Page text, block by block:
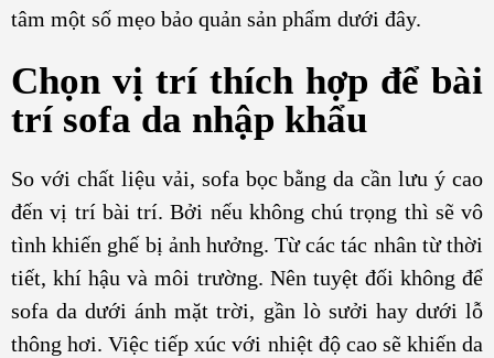
tâm một số mẹo bảo quản sản phẩm dưới đây.
Chọn vị trí thích hợp để bài
trí sofa da nhập khẩu
So với chất liệu vải, sofa bọc bằng da cần lưu ý cao
đến vị trí bài trí. Bởi nếu không chú trọng thì sẽ vô
tình khiến ghế bị ảnh hưởng. Từ các tác nhân từ thời
tiết, khí hậu và môi trường. Nên tuyệt đối không để
sofa da dưới ánh mặt trời, gần lò sưởi hay dưới lỗ
thông hơi. Việc tiếp xúc với nhiệt độ cao sẽ khiến da